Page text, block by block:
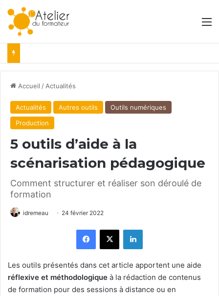
Accueil / Actualités
Actualités Autres outils
Outils numériques
Production
5 outils d’aide à la
scénarisation pédagogique
Comment structurer et réaliser son déroulé de
formation
idremeau 24 février 2022
Facebook
X Linkedin
Les outils présentés dans cet article apportent une aide
réflexive et méthodologique à la rédaction de contenus
de formation pour des sessions à distance ou en